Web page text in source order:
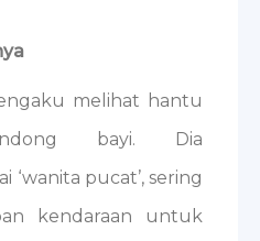
melihat hantu
bayi. Dia
‘wanita pucat’, sering
kendaraan untuk